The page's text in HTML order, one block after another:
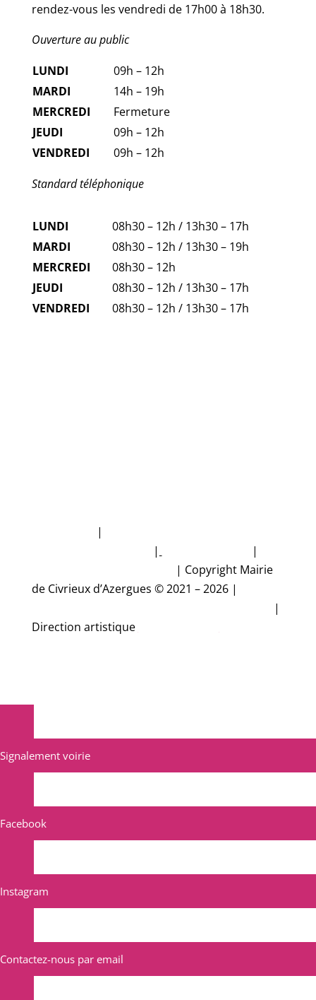
rendez-vous les vendredi de 17h00 à 18h30.
Ouverture au public
LUNDI
09h – 12h
MARDI
14h – 19h
MERCREDI
Fermeture
JEUDI
09h – 12h
VENDREDI
09h – 12h
Standard téléphonique
LUNDI
08h30 – 12h / 13h30 – 17h
MARDI
08h30 – 12h / 13h30 – 19h
MERCREDI
08h30 – 12h
JEUDI
08h30 – 12h / 13h30 – 17h
VENDREDI
08h30 – 12h / 13h30 – 17h
|
|
|
| Copyright Mairie
de Civrieux d’Azergues © 2021 – 2026 |
|
Direction artistique
Signalement voirie
Facebook
Instagram
Contactez-nous par email